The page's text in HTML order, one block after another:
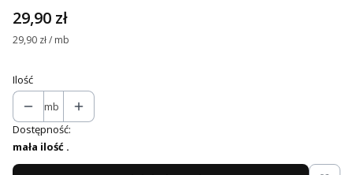
Cena
29,90 zł
29,90 zł / mb
Ilość
mb
Dostępność:
mała ilość .